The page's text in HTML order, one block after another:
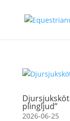
plingljud”
2026-06-25